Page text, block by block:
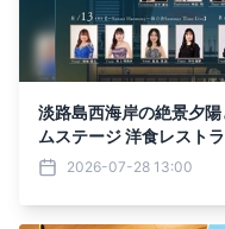
淡路島西海岸の絶景夕
ムステージ 洋食レスト
Live』8月8日より開催
2026-07-28 13:00